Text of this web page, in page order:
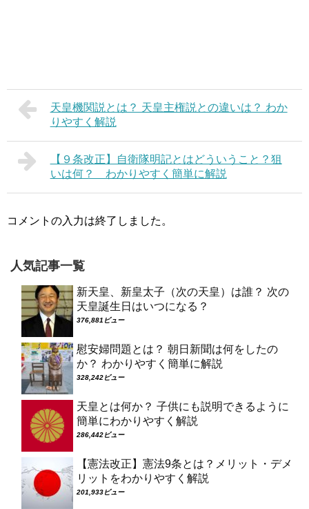
天皇機関説とは？ 天皇主権説との違いは？ わか
りやすく解説
【９条改正】自衛隊明記とはどういうこと？狙
いは何？ わかりやすく簡単に解説
コメントの入力は終了しました。
人気記事一覧
新天皇、新皇太子（次の天皇）は誰？ 次の
天皇誕生日はいつになる？
376,881ビュー
慰安婦問題とは？ 朝日新聞は何をしたの
か？ わかりやすく簡単に解説
328,242ビュー
天皇とは何か？ 子供にも説明できるように
簡単にわかりやすく解説
286,442ビュー
【憲法改正】憲法9条とは？メリット・デメ
リットをわかりやすく解説
201,933ビュー